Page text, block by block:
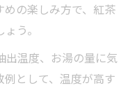
めの楽しみ方で、紅茶
う。
出温度、お湯の量に気
として、温度が高す